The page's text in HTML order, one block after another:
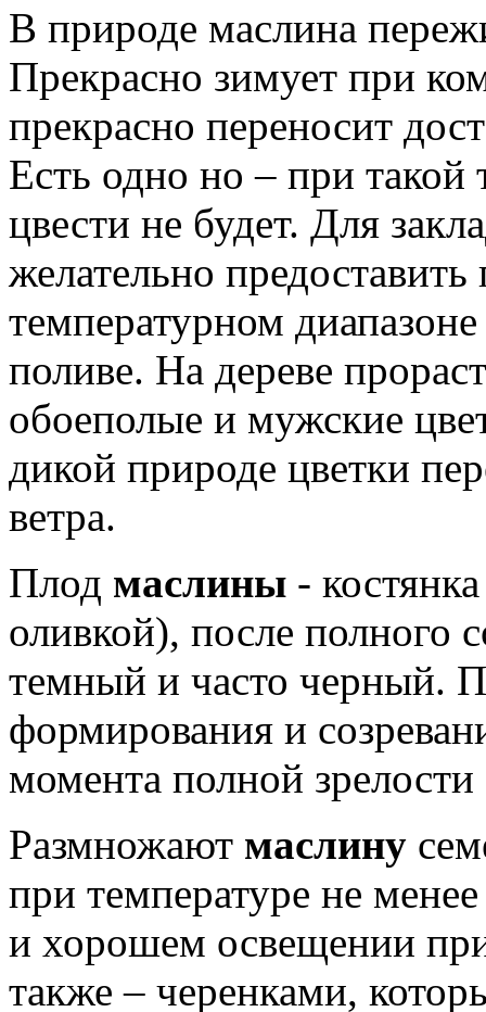
В природе маслина
Прекрасно зимует при
прекрасно переносит
Есть одно но – при такой
цвести не будет. Для
желательно
температурном
поливе. На дереве
обоеполые и мужские
дикой природе цветки
ветра.
Плод маслины -
оливкой), после полного
темный и часто черный.
формирования и
момента полной
Размножают маслину
при температуре не
и хорошем освещении
также – черенками,